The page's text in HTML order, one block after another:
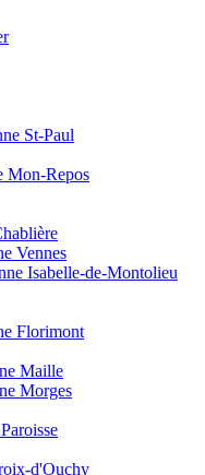
St-Paul
Mon-Repos
Vennes
Isabelle-de-Montolieu
Florimont
Maille
Morges
d'Ouchy